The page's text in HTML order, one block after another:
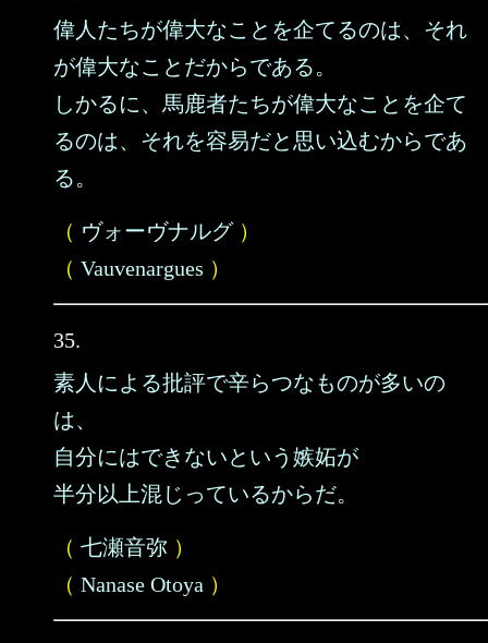
偉人たちが偉大なことを企てるのは、それ
が偉大なことだからである。
しかるに、馬鹿者たちが偉大なことを企て
るのは、それを容易だと思い込むからであ
る。
（ ヴォーヴナルグ）
（ Vauvenargues ）
35.
素人による批評で辛らつなものが多いの
は、
自分にはできないという嫉妬が
半分以上混じっているからだ。
（ 七瀬音弥 ）
（ Nanase Otoya ）